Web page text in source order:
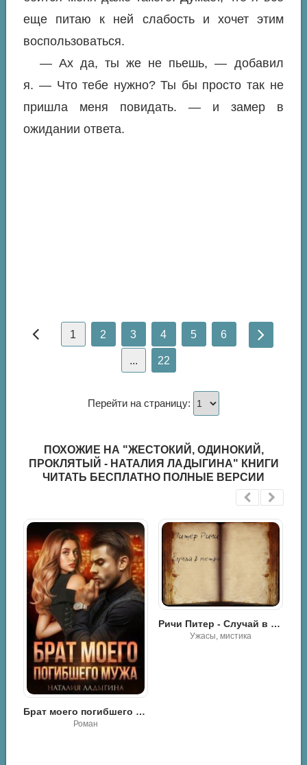
еще питаю к ней слабость и хочет этим
воспользоваться.
— Ах да, ты же не пьешь, — добавил
я. — Что тебе нужно? Ты бы просто так не
пришла меня повидать. — и замер в
ожидании ответа.
1 2 3 4 5 6
... 22
Перейти на страницу:
ПОХОЖИЕ НА "ЖЕСТОКИЙ, ОДИНОКИЙ,
ПРОКЛЯТЫЙ - НАТАЛИЯ ЛАДЫГИНА" КНИГИ
ЧИТАТЬ БЕСПЛАТНО ПОЛНЫЕ ВЕРСИИ
Брат моего погибшего мужа. - Наталия Ладыгина
Роман
Ричи Питер - Случай в метро
Ужасы, мистика